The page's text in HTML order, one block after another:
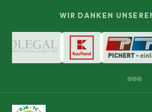
WIR DANKEN